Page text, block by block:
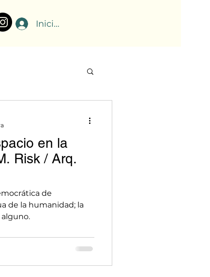
Iniciar sesión
en la
Risk / Arq.
de
de la humanidad; la